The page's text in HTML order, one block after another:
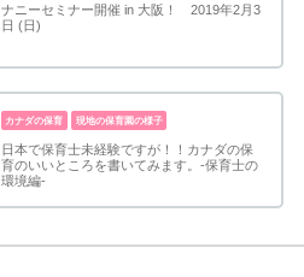
ナニーセミナー開催 in 大阪！ 2019年2月3
日 (日)
カナダの保育 現地の保育園の様子
日本で保育士未経験ですが！！カナダの保
育のいいところを書いてみます。-保育士の
環境編-